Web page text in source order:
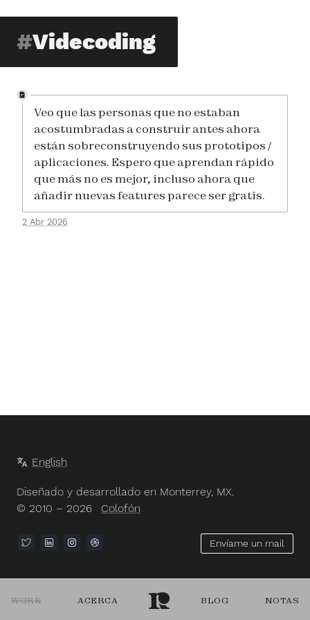
WORK ACERCA BLOG NOTAS
Videcoding
Veo que las personas que no estaban
acostumbradas a construir antes ahora
están sobreconstruyendo sus prototipos /
aplicaciones. Espero que aprendan rápido
que más no es mejor, incluso ahora que
añadir nuevas features parece ser gratis.
2 Abr 2026
English
Diseñado y desarrollado en Monterrey, MX.
© 2010 – 2026
Colofón
Envíame un mail